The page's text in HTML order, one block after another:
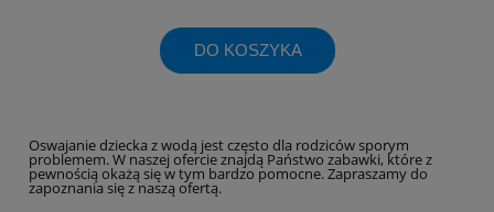
DO KOSZYKA
Oswajanie dziecka z wodą jest często dla rodziców sporym
problemem. W naszej ofercie znajdą Państwo zabawki, które z
pewnością okażą się w tym bardzo pomocne. Zapraszamy do
zapoznania się z naszą ofertą.